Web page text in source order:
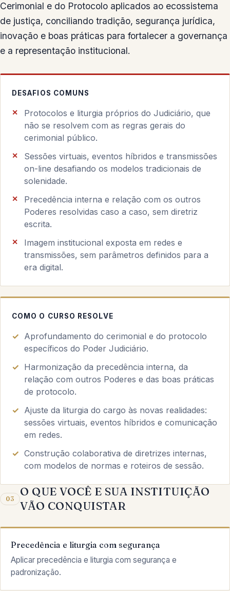
Cerimonial e do Protocolo aplicados ao ecossistema
de justiça, conciliando tradição, segurança jurídica,
inovação e boas práticas para fortalecer a governança
e a representação institucional.
DESAFIOS COMUNS
Protocolos e liturgia próprios do Judiciário, que
não se resolvem com as regras gerais do
cerimonial público.
Sessões virtuais, eventos híbridos e transmissões
on-line desafiando os modelos tradicionais de
solenidade.
Precedência interna e relação com os outros
Poderes resolvidas caso a caso, sem diretriz
escrita.
Imagem institucional exposta em redes e
transmissões, sem parâmetros definidos para a
era digital.
COMO O CURSO RESOLVE
Aprofundamento do cerimonial e do protocolo
específicos do Poder Judiciário.
Harmonização da precedência interna, da
relação com outros Poderes e das boas práticas
de protocolo.
Ajuste da liturgia do cargo às novas realidades:
sessões virtuais, eventos híbridos e comunicação
em redes.
Construção colaborativa de diretrizes internas,
com modelos de normas e roteiros de sessão.
03
O QUE VOCÊ E SUA INSTITUIÇÃO
VÃO CONQUISTAR
Precedência e liturgia com segurança
Aplicar precedência e liturgia com segurança e
padronização.